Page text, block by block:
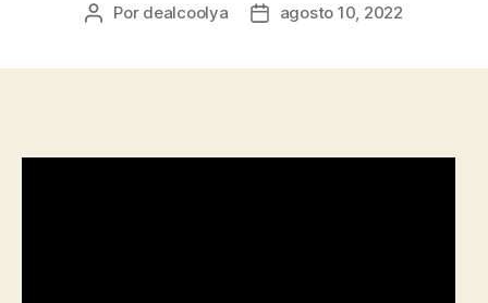
Autor
Por dealcoolya
Fechaagosto 10, 2022